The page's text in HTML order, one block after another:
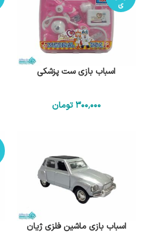
ی
اسباب بازی ست پزشکی
300٬000تومان
اسباب بازی ماشین فلزی ژیان